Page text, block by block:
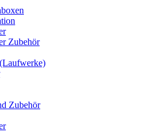
Zubehör
Zubehör